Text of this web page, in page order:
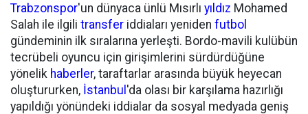
Trabzonspor'un dünyaca ünlü Mısırlı yıldız Mohamed
Salah ile ilgili transfer iddiaları yeniden futbol
gündeminin ilk sıralarına yerleşti. Bordo-mavili kulübün
tecrübeli oyuncu için girişimlerini sürdürdüğüne
yönelik haberler, taraftarlar arasında büyük heyecan
oluştururken, İstanbul 'da olası bir karşılama hazırlığı
yapıldığı yönündeki iddialar da sosyal medyada geniş